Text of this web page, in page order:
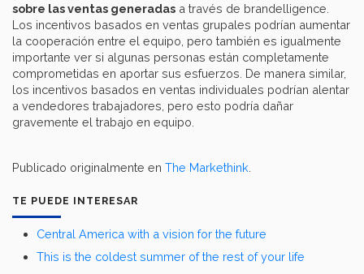
TE PUEDE INTERESAR
Central America with a vision for the future
This is the coldest summer of the rest of your life
sobre las ventas generadas a través de brandelligence.
Los incentivos basados en ventas grupales podrían aumentar
la cooperación entre el equipo, pero también es igualmente
importante ver si algunas personas están completamente
comprometidas en aportar sus esfuerzos. De manera similar,
los incentivos basados en ventas individuales podrían alentar
a vendedores trabajadores, pero esto podría dañar
gravemente el trabajo en equipo.
Publicado originalmente en The Markethink